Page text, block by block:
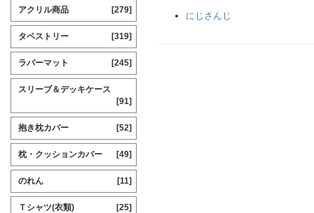
にじさんじ
アクリル商品 [279]
タペストリー [319]
ラバーマット [245]
スリーブ＆デッキケース
[91]
抱き枕カバー [52]
枕・クッションカバー [49]
のれん [11]
Ｔシャツ(衣類) [25]